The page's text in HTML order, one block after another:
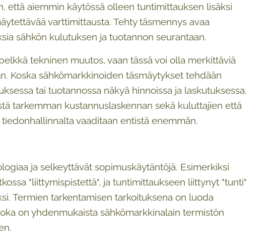
että aiemmin käytössä olleen tuntimittauksen lisäksi
varttimittausta. Tehty täsmennys avaa
sähkön kulutuksen ja tuotannon seurantaan.
tekninen muutos, vaan tässä voi olla merkittäviä
Koska sähkömarkkinoiden täsmäytykset tehdään
tai tuotannossa näkyä hinnoissa ja laskutuksessa.
tarkemman kustannuslaskennan sekä kuluttajien että
vaaditaan entistä enemmän.
ja selkeyttävät sopimuskäytäntöjä. Esimerkiksi
"liittymispistettä", ja tuntimittaukseen liittynyt "tunti"
Termien tarkentamisen tarkoituksena on luoda
on yhdenmukaista sähkömarkkinalain termistön